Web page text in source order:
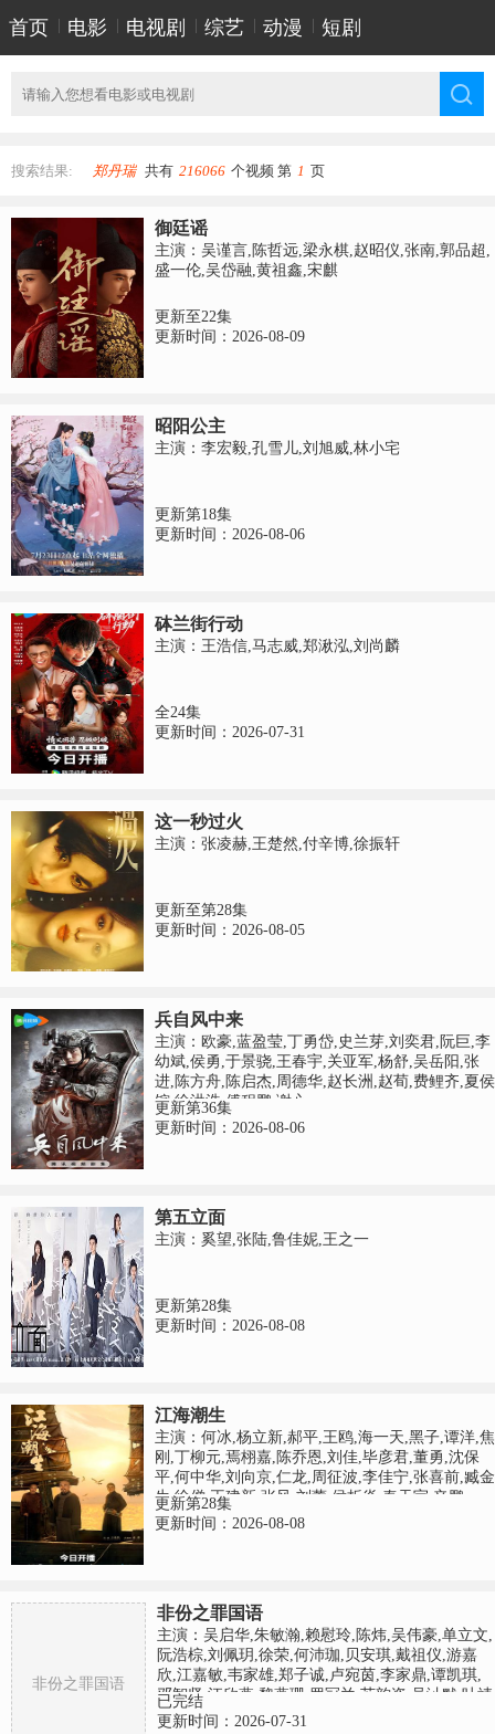
首页 电影 电视剧 综艺 动漫 短剧
搜索结果: 郑丹瑞 共有 216066 个视频 第 1 页
御廷谣
主演：吴谨言,陈哲远,梁永棋,赵昭仪,张南,郭品超,
盛一伦,吴岱融,黄祖鑫,宋麒
更新至22集
更新时间：2026-08-09
昭阳公主
主演：李宏毅,孔雪儿,刘旭威,林小宅
更新第18集
更新时间：2026-08-06
砵兰街行动
主演：王浩信,马志威,郑湫泓,刘尚麟
全24集
更新时间：2026-07-31
这一秒过火
主演：张凌赫,王楚然,付辛博,徐振轩
更新至第28集
更新时间：2026-08-05
兵自风中来
主演：欧豪,蓝盈莹,丁勇岱,史兰芽,刘奕君,阮巨,李
幼斌,侯勇,于景骁,王春宇,关亚军,杨舒,吴岳阳,张
进,陈方舟,陈启杰,周德华,赵长洲,赵荀,费鲤齐,夏侯
镔,徐洪浩,傅程鹏,谢心
更新第36集
更新时间：2026-08-06
第五立面
主演：奚望,张陆,鲁佳妮,王之一
更新第28集
更新时间：2026-08-08
江海潮生
主演：何冰,杨立新,郝平,王鸥,海一天,黑子,谭洋,焦
刚,丁柳元,焉栩嘉,陈乔恩,刘佳,毕彦君,董勇,沈保
平,何中华,刘向京,仁龙,周征波,李佳宁,张喜前,臧金
生,徐僧,王建新,张风,刘蕾,侯析焱,秦天宇,辛鹏
更新第28集
更新时间：2026-08-08
非份之罪国语
非份之罪国语
主演：吴启华,朱敏瀚,赖慰玲,陈炜,吴伟豪,单立文,
阮浩棕,刘佩玥,徐荣,何沛珈,贝安琪,戴祖仪,游嘉
欣,江嘉敏,韦家雄,郑子诚,卢宛茵,李家鼎,谭凯琪,
邓智坚,江欣燕,黎燕珊,罗冠兰,苏韵姿,吴沚默,叶靖
仪,唐嘉麟,张翼东,胡敏芝,区霭玲,方绍聪,梁证嘉,
已完结
更新时间：2026-07-31